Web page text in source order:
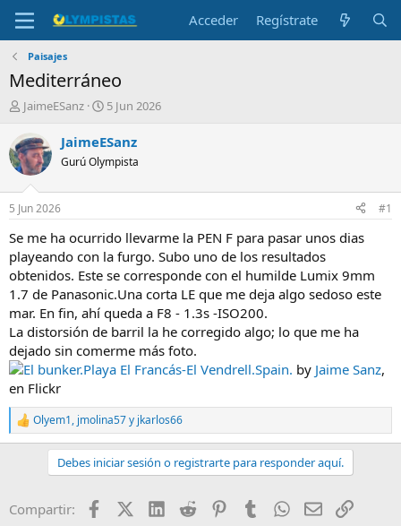
Acceder Regístrate
Paisajes
Mediterráneo
I
i
c
i
a
o
r
e
l
t
e
m
a
JaimeESanz
F
c
a
i
n
c
i
o
5 Jun 2026
JaimeESanz
Gurú Olympista
5 Jun 2026 #1
Se me ha ocurrido llevarme la PEN F para pasar unos dias
playeando con la furgo. Subo uno de los resultados
obtenidos. Este se corresponde con el humilde Lumix 9mm
1.7 de Panasonic.Una corta LE que me deja algo sedoso este
mar. En fin, ahí queda a F8 - 1.3s -ISO200.
La distorsión de barril la he corregido algo; lo que me ha
dejado sin comerme más foto.
El bunker.Playa El Francás-El Vendrell.Spain. by Jaime Sanz,
en Flickr
R
e
o
Olyem1, jmolina57y jkarlos66
Debes iniciar sesión o registrarte para responder aquí.
Compartir: FacebookX (Twitter)
LinkedIn
Reddit PinterestTumblr WhatsApp
EmailEnlace